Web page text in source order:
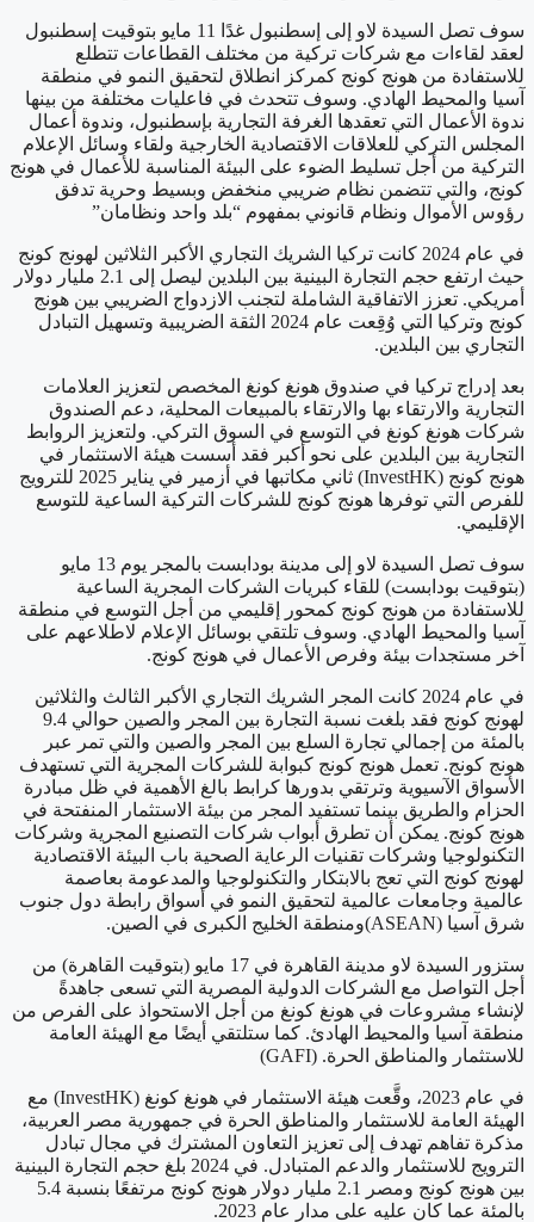
سوف تصل السيدة لاو إلى إسطنبول غدًا 11 مايو بتوقيت إسطنبول
لعقد لقاءات مع شركات تركية من مختلف القطاعات تتطلع
للاستفادة من هونج كونج كمركز انطلاق لتحقيق النمو في منطقة
آسيا والمحيط الهادي. وسوف تتحدث في فاعليات مختلفة من بينها
ندوة الأعمال التي تعقدها الغرفة التجارية بإسطنبول، وندوة أعمال
المجلس التركي للعلاقات الاقتصادية الخارجية ولقاء وسائل الإعلام
التركية من أجل تسليط الضوء على البيئة المناسبة للأعمال في هونج
كونج، والتي تتضمن نظام ضريبي منخفض وبسيط وحرية تدفق
رؤوس الأموال ونظام قانوني بمفهوم “بلد واحد ونظامان”
في عام 2024 كانت تركيا الشريك التجاري الأكبر الثلاثين لهونج كونج
حيث ارتفع حجم التجارة البينية بين البلدين ليصل إلى 2.1 مليار دولار
أمريكي. تعزز الاتفاقية الشاملة لتجنب الازدواج الضريبي بين هونج
كونج وتركيا التي وُقِعت عام 2024 الثقة الضريبية وتسهيل التبادل
التجاري بين البلدين.
بعد إدراج تركيا في صندوق هونغ كونغ المخصص لتعزيز العلامات
التجارية والارتقاء بها والارتقاء بالمبيعات المحلية، دعم الصندوق
شركات هونغ كونغ في التوسع في السوق التركي. ولتعزيز الروابط
التجارية بين البلدين على نحو أكبر فقد أسست هيئة الاستثمار في
هونج كونج (InvestHK) ثاني مكاتبها في أزمير في يناير 2025 للترويج
للفرص التي توفرها هونج كونج للشركات التركية الساعية للتوسع
الإقليمي.
سوف تصل السيدة لاو إلى مدينة بودابست بالمجر يوم 13 مايو
(بتوقيت بودابست) للقاء كبريات الشركات المجرية الساعية
للاستفادة من هونج كونج كمحور إقليمي من أجل التوسع في منطقة
آسيا والمحيط الهادي. وسوف تلتقي بوسائل الإعلام لاطلاعهم على
آخر مستجدات بيئة وفرص الأعمال في هونج كونج.
في عام 2024 كانت المجر الشريك التجاري الأكبر الثالث والثلاثين
لهونج كونج فقد بلغت نسبة التجارة بين المجر والصين حوالي 9.4
بالمئة من إجمالي تجارة السلع بين المجر والصين والتي تمر عبر
هونج كونج. تعمل هونج كونج كبوابة للشركات المجرية التي تستهدف
الأسواق الآسيوية وترتقي بدورها كرابط بالغ الأهمية في ظل مبادرة
الحزام والطريق بينما تستفيد المجر من بيئة الاستثمار المنفتحة في
هونج كونج. يمكن أن تطرق أبواب شركات التصنيع المجرية وشركات
التكنولوجيا وشركات تقنيات الرعاية الصحية باب البيئة الاقتصادية
لهونج كونج التي تعج بالابتكار والتكنولوجيا والمدعومة بعاصمة
عالمية وجامعات عالمية لتحقيق النمو في أسواق رابطة دول جنوب
شرق آسيا (ASEAN)ومنطقة الخليج الكبرى في الصين.
ستزور السيدة لاو مدينة القاهرة في 17 مايو (بتوقيت القاهرة) من
أجل التواصل مع الشركات الدولية المصرية التي تسعى جاهدةً
لإنشاء مشروعات في هونغ كونغ من أجل الاستحواذ على الفرص من
منطقة آسيا والمحيط الهادئ. كما ستلتقي أيضًا مع الهيئة العامة
للاستثمار والمناطق الحرة. (GAFI)
في عام 2023، وقَّعت هيئة الاستثمار في هونغ كونغ (InvestHK) مع
الهيئة العامة للاستثمار والمناطق الحرة في جمهورية مصر العربية،
مذكرة تفاهم تهدف إلى تعزيز التعاون المشترك في مجال تبادل
الترويج للاستثمار والدعم المتبادل. في 2024 بلغ حجم التجارة البينية
بين هونج كونج ومصر 2.1 مليار دولار هونج كونج مرتفعًا بنسبة 5.4
بالمئة عما كان عليه على مدار عام 2023.